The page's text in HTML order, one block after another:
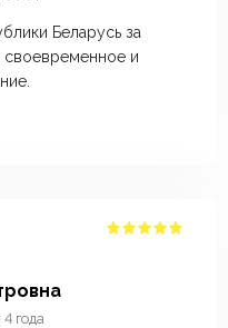
Беларусь за
своевременное и
года